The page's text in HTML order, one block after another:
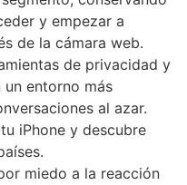
y empezar a
de la cámara web.
de privacidad y
entorno más
al azar.
iPhone y descubre
miedo a la reacción